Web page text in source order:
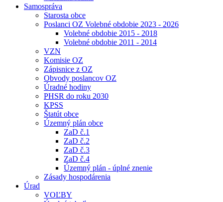
Samospráva
Starosta obce
Poslanci OZ Volebné obdobie 2023 - 2026
Volebné obdobie 2015 - 2018
Volebné obdobie 2011 - 2014
VZN
Komisie OZ
Zápisnice z OZ
Obvody poslancov OZ
Úradné hodiny
PHSR do roku 2030
KPSS
Štatút obce
Územný plán obce
ZaD č.1
ZaD č.2
ZaD č.3
ZaD č.4
Územný plán - úplné znenie
Zásady hospodárenia
Úrad
VOĽBY